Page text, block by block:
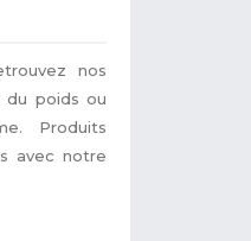
nos
du poids ou
Produits
avec notre